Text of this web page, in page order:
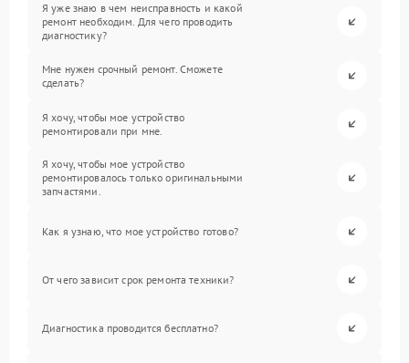
Я уже знаю в чем неисправность и какой
ремонт необходим. Для чего проводить
диагностику?
Мне нужен срочный ремонт. Сможете
сделать?
Я хочу, чтобы мое устройство
ремонтировали при мне.
Я хочу, чтобы мое устройство
ремонтировалось только оригинальными
запчастями.
Как я узнаю, что мое устройство готово?
От чего зависит срок ремонта техники?
Диагностика проводится бесплатно?